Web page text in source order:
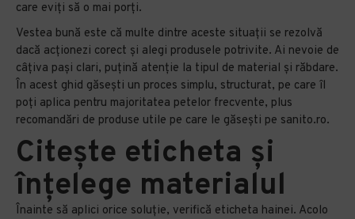
care eviți să o mai porți.
Vestea bună este că multe dintre aceste situații se rezolvă
dacă acționezi corect și alegi produsele potrivite. Ai nevoie de
câțiva pași clari, puțină atenție la tipul de material și răbdare.
În acest ghid găsești un proces simplu, structurat, pe care îl
poți aplica pentru majoritatea petelor frecvente, plus
recomandări de produse utile pe care le găsești pe sanito.ro.
Citește eticheta și
înțelege materialul
Înainte să aplici orice soluție, verifică eticheta hainei. Acolo